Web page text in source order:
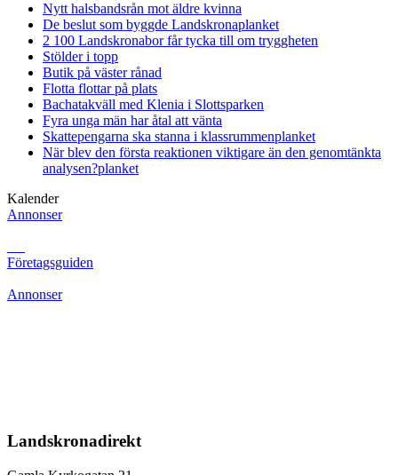
Nytt halsbandsrån mot äldre kvinna
De beslut som byggde Landskronaplanket
2 100 Landskronabor får tycka till om tryggheten
Stölder i topp
Butik på väster rånad
Flotta flottar på plats
Bachatakväll med Klenia i Slottsparken
Fyra unga män har åtal att vänta
Skattepengarna ska stanna i klassrummenplanket
När blev den första reaktionen viktigare än den genomtänkta
analysen?planket
Kalender
Annonser
Företagsguiden
Annonser
Landskronadirekt